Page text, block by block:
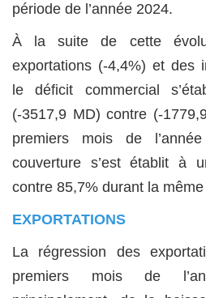
période de l’année 2024.
À la suite de cette
exportations (-4,4%) et des
le déficit commercial
(-3517,9 MD) contre (-
premiers mois de
couverture s’est établit à
contre 85,7% durant la
EXPORTATIONS
La régression des
premiers mois de